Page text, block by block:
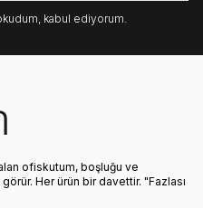
kabul ediyorum.
ofiskutum, boşluğu ve
Her ürün bir davettir. "Fazlası